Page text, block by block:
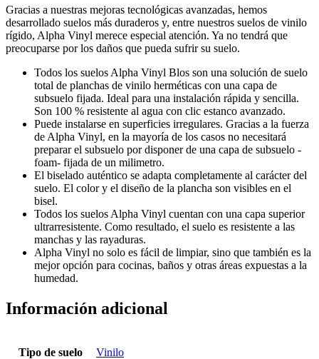
Gracias a nuestras mejoras tecnológicas avanzadas, hemos
desarrollado suelos más duraderos y, entre nuestros suelos de vinilo
rígido, Alpha Vinyl merece especial atención. Ya no tendrá que
preocuparse por los daños que pueda sufrir su suelo.
Todos los suelos Alpha Vinyl Blos son una solución de suelo
total de planchas de vinilo herméticas con una capa de
subsuelo fijada. Ideal para una instalación rápida y sencilla.
Son 100 % resistente al agua con clic estanco avanzado.
Puede instalarse en superficies irregulares. Gracias a la fuerza
de Alpha Vinyl, en la mayoría de los casos no necesitará
preparar el subsuelo por disponer de una capa de subsuelo -
foam- fijada de un milimetro.
El biselado auténtico se adapta completamente al carácter del
suelo. El color y el diseño de la plancha son visibles en el
bisel.
Todos los suelos Alpha Vinyl cuentan con una capa superior
ultrarresistente. Como resultado, el suelo es resistente a las
manchas y las rayaduras.
Alpha Vinyl no solo es fácil de limpiar, sino que también es la
mejor opción para cocinas, baños y otras áreas expuestas a la
humedad.
Información adicional
Tipo de suelo Vinilo